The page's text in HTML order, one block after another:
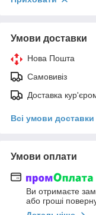
Умови доставки
Нова Пошта
Самовивіз
Доставка
Всі умови доставки
Умови оплати
Ви отримаєте
або гроші